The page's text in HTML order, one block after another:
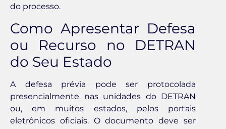
do processo.
Como Apresentar Defesa
ou Recurso no DETRAN
do Seu Estado
A defesa prévia pode ser protocolada
presencialmente nas unidades do DETRAN
ou, em muitos estados, pelos portais
eletrônicos oficiais. O documento deve ser